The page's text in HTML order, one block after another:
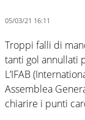
05/03/21 16:11
Troppi falli di
tanti gol annullati
L’IFAB
Assemblea
chiarire i punti